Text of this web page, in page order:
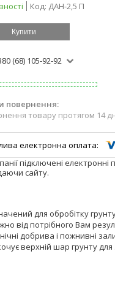
Код: ДАН-2,5 П
Купити
(68) 105-92-92
товару протягом 14
підключені
сайту.
для обробітку
від потрібного Вам
добрива і пожнивні
верхній шар грунту